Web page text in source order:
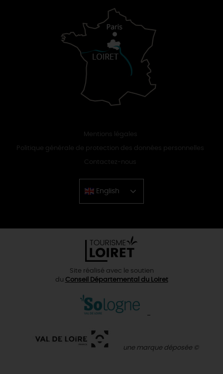
Mentions légales
Politique générale de protection des données personnelles
Contactez-nous
English
Chinese
Site réalisé avec le soutien
du Conseil Départemental du Loiret
une marque déposée ©